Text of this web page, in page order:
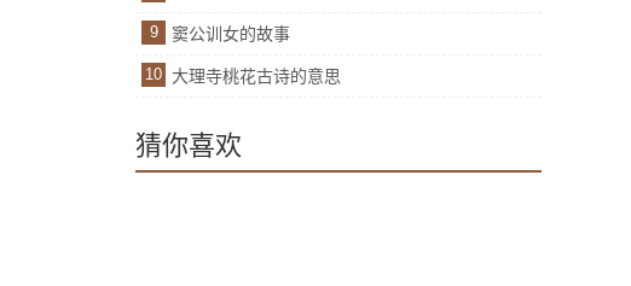
9 窦公训女的故事
10 大理寺桃花古诗的意思
猜你喜欢